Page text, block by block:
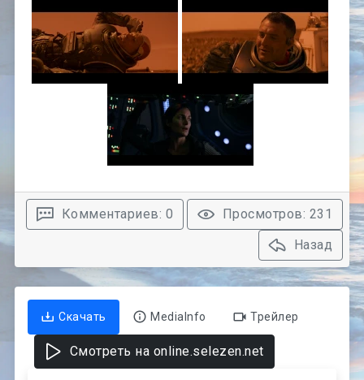
Комментариев: 0
Просмотров: 231
Назад
Скачать MediaInfo Трейлер
Смотреть на online.selezen.net